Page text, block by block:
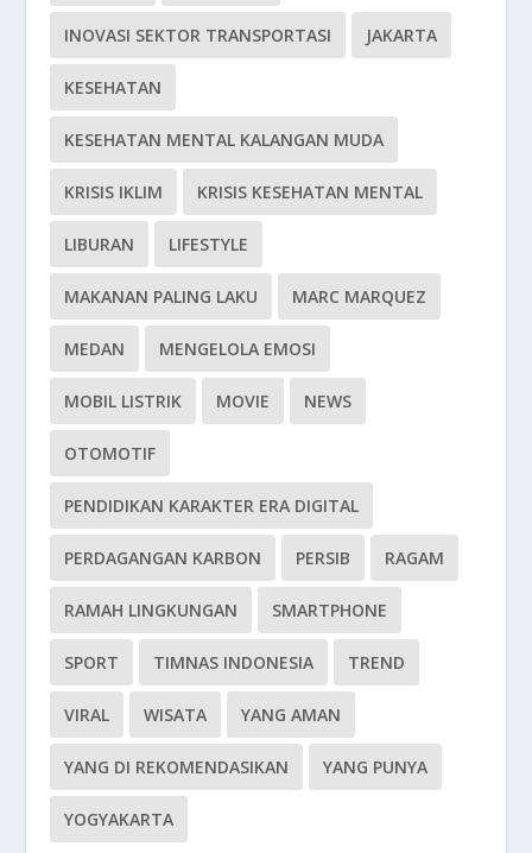
INOVASI SEKTOR TRANSPORTASI JAKARTA
KESEHATAN
KESEHATAN MENTAL KALANGAN MUDA
KRISIS IKLIM KRISIS KESEHATAN MENTAL
LIBURAN LIFESTYLE
MAKANAN PALING LAKU MARC MARQUEZ
MEDAN MENGELOLA EMOSI
MOBIL LISTRIK MOVIE NEWS
OTOMOTIF
PENDIDIKAN KARAKTER ERA DIGITAL
PERDAGANGAN KARBON PERSIB RAGAM
RAMAH LINGKUNGAN SMARTPHONE
SPORT TIMNAS INDONESIA TREND
VIRAL WISATA YANG AMAN
YANG DI REKOMENDASIKAN YANG PUNYA
YOGYAKARTA